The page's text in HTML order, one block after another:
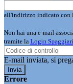
all'indirizzo indicato con
Non hai una e-mail
tramite la Login Spaggiari
E-mail inviata, si
Errore